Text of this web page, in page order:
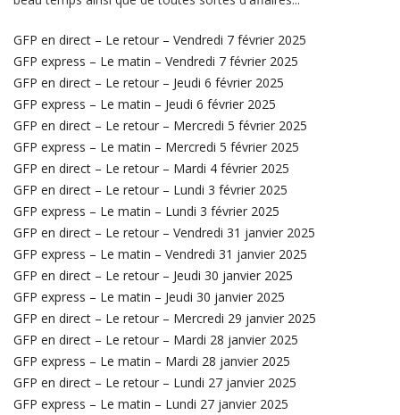
GFP en direct – Le retour – Vendredi 7 février 2025
GFP express – Le matin – Vendredi 7 février 2025
GFP en direct – Le retour – Jeudi 6 février 2025
GFP express – Le matin – Jeudi 6 février 2025
GFP en direct – Le retour – Mercredi 5 février 2025
GFP express – Le matin – Mercredi 5 février 2025
GFP en direct – Le retour – Mardi 4 février 2025
GFP en direct – Le retour – Lundi 3 février 2025
GFP express – Le matin – Lundi 3 février 2025
GFP en direct – Le retour – Vendredi 31 janvier 2025
GFP express – Le matin – Vendredi 31 janvier 2025
GFP en direct – Le retour – Jeudi 30 janvier 2025
GFP express – Le matin – Jeudi 30 janvier 2025
GFP en direct – Le retour – Mercredi 29 janvier 2025
GFP en direct – Le retour – Mardi 28 janvier 2025
GFP express – Le matin – Mardi 28 janvier 2025
GFP en direct – Le retour – Lundi 27 janvier 2025
GFP express – Le matin – Lundi 27 janvier 2025